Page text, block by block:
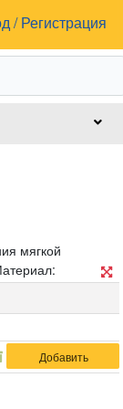
/Регистрация
мягкой
ручек.